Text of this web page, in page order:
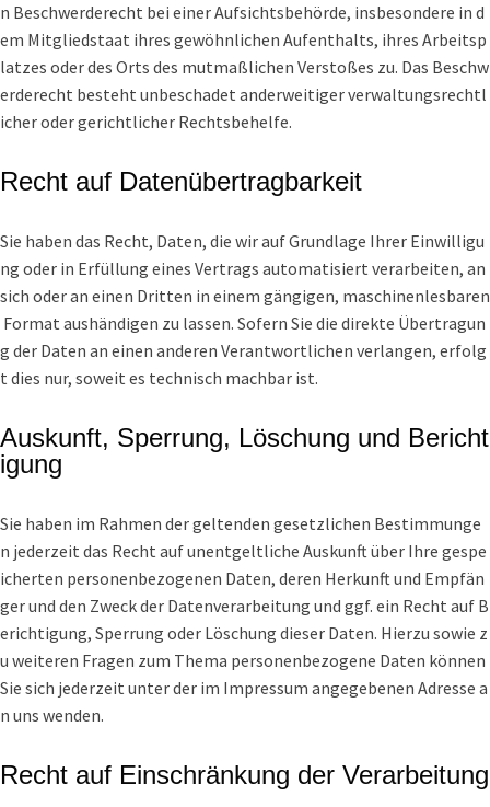
n Beschwerderecht bei einer Aufsichtsbehörde, insbesondere in d
em Mitgliedstaat ihres gewöhnlichen Aufenthalts, ihres Arbeitsp
latzes oder des Orts des mutmaßlichen Verstoßes zu. Das Beschw
erderecht besteht unbeschadet anderweitiger verwaltungsrechtl
icher oder gerichtlicher Rechtsbehelfe.
Recht auf Datenübertragbarkeit
Sie haben das Recht, Daten, die wir auf Grundlage Ihrer Einwilligu
ng oder in Erfüllung eines Vertrags automatisiert verarbeiten, an
sich oder an einen Dritten in einem gängigen, maschinenlesbaren
Format aushändigen zu lassen. Sofern Sie die direkte Übertragun
g der Daten an einen anderen Verantwortlichen verlangen, erfolg
t dies nur, soweit es technisch machbar ist.
Auskunft, Sperrung, Löschung und Bericht
igung
Sie haben im Rahmen der geltenden gesetzlichen Bestimmunge
n jederzeit das Recht auf unentgeltliche Auskunft über Ihre gespe
icherten personenbezogenen Daten, deren Herkunft und Empfän
ger und den Zweck der Datenverarbeitung und ggf. ein Recht auf B
erichtigung, Sperrung oder Löschung dieser Daten. Hierzu sowie z
u weiteren Fragen zum Thema personenbezogene Daten können
Sie sich jederzeit unter der im Impressum angegebenen Adresse a
n uns wenden.
Recht auf Einschränkung der Verarbeitung